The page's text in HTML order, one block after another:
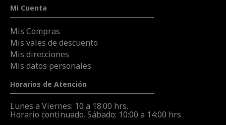
Mi Cuenta
Mis Compras
Mis vales de descuento
Mis direcciones
Mis datos personales
Horarios de Atención
Lunes a Viernes: 10 a 18:00 hrs.
Horario continuado. Sábado: 10:00 a 14:00 hrs